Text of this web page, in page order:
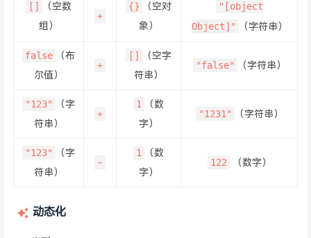
[]
（空数
组）
+
{}
（空对
象）
"[object
Object]"
（字符串）
false
（布
尔值）
+
[]
（空字
符串）
"false" （字符串）
"123"
（字
符串）
+
1
（数
字）
"1231" （字符串）
"123"
（字
符串）
-
1
（数
字）
122 （数字）
动态化